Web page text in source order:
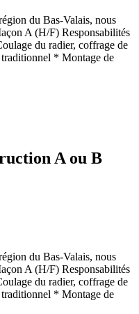
du Bas-Valais, nous
A (H/F) Responsabilités
du radier, coffrage de
* Montage de
A ou B
du Bas-Valais, nous
A (H/F) Responsabilités
du radier, coffrage de
* Montage de